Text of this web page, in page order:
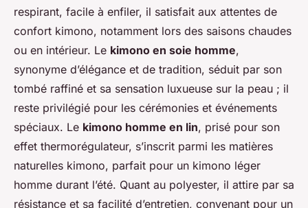
respirant, facile à enfiler, il satisfait aux attentes de
confort kimono, notamment lors des saisons chaudes
ou en intérieur. Le kimono en soie homme,
synonyme d’élégance et de tradition, séduit par son
tombé raffiné et sa sensation luxueuse sur la peau ; il
reste privilégié pour les cérémonies et événements
spéciaux. Le kimono homme en lin, prisé pour son
effet thermorégulateur, s’inscrit parmi les matières
naturelles kimono, parfait pour un kimono léger
homme durant l’été. Quant au polyester, il attire par sa
résistance et sa facilité d’entretien, convenant pour un